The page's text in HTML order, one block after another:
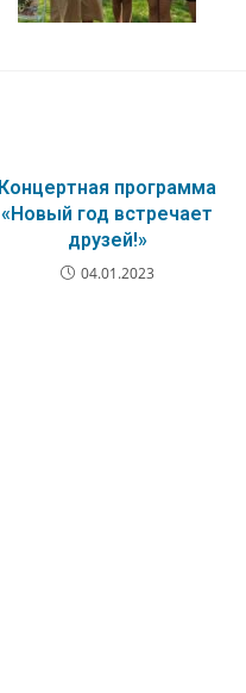
Концертная программа
«Новый год встречает
друзей!»
04.01.2023